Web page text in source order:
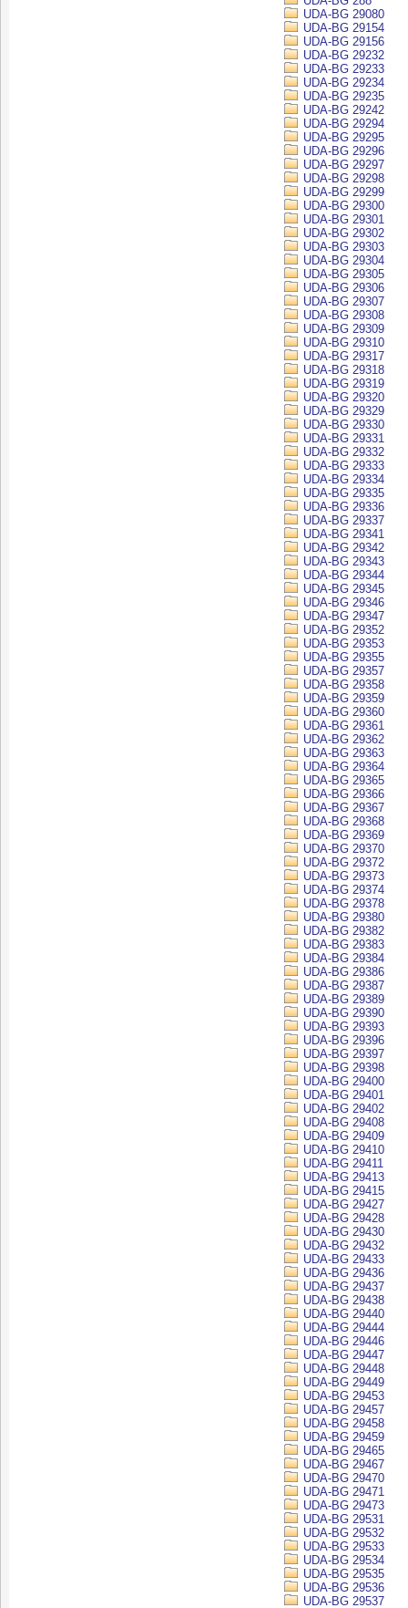
UDA-BG 29080
UDA-BG 29154
UDA-BG 29156
UDA-BG 29232
UDA-BG 29233
UDA-BG 29234
UDA-BG 29235
UDA-BG 29242
UDA-BG 29294
UDA-BG 29295
UDA-BG 29296
UDA-BG 29297
UDA-BG 29298
UDA-BG 29299
UDA-BG 29300
UDA-BG 29301
UDA-BG 29302
UDA-BG 29303
UDA-BG 29304
UDA-BG 29305
UDA-BG 29306
UDA-BG 29307
UDA-BG 29308
UDA-BG 29309
UDA-BG 29310
UDA-BG 29317
UDA-BG 29318
UDA-BG 29319
UDA-BG 29320
UDA-BG 29329
UDA-BG 29330
UDA-BG 29331
UDA-BG 29332
UDA-BG 29333
UDA-BG 29334
UDA-BG 29335
UDA-BG 29336
UDA-BG 29337
UDA-BG 29341
UDA-BG 29342
UDA-BG 29343
UDA-BG 29344
UDA-BG 29345
UDA-BG 29346
UDA-BG 29347
UDA-BG 29352
UDA-BG 29353
UDA-BG 29355
UDA-BG 29357
UDA-BG 29358
UDA-BG 29359
UDA-BG 29360
UDA-BG 29361
UDA-BG 29362
UDA-BG 29363
UDA-BG 29364
UDA-BG 29365
UDA-BG 29366
UDA-BG 29367
UDA-BG 29368
UDA-BG 29369
UDA-BG 29370
UDA-BG 29372
UDA-BG 29373
UDA-BG 29374
UDA-BG 29378
UDA-BG 29380
UDA-BG 29382
UDA-BG 29383
UDA-BG 29384
UDA-BG 29386
UDA-BG 29387
UDA-BG 29389
UDA-BG 29390
UDA-BG 29393
UDA-BG 29396
UDA-BG 29397
UDA-BG 29398
UDA-BG 29400
UDA-BG 29401
UDA-BG 29402
UDA-BG 29408
UDA-BG 29409
UDA-BG 29410
UDA-BG 29411
UDA-BG 29413
UDA-BG 29415
UDA-BG 29427
UDA-BG 29428
UDA-BG 29430
UDA-BG 29432
UDA-BG 29433
UDA-BG 29436
UDA-BG 29437
UDA-BG 29438
UDA-BG 29440
UDA-BG 29444
UDA-BG 29446
UDA-BG 29447
UDA-BG 29448
UDA-BG 29449
UDA-BG 29453
UDA-BG 29457
UDA-BG 29458
UDA-BG 29459
UDA-BG 29465
UDA-BG 29467
UDA-BG 29470
UDA-BG 29471
UDA-BG 29473
UDA-BG 29531
UDA-BG 29532
UDA-BG 29533
UDA-BG 29534
UDA-BG 29535
UDA-BG 29536
UDA-BG 29537